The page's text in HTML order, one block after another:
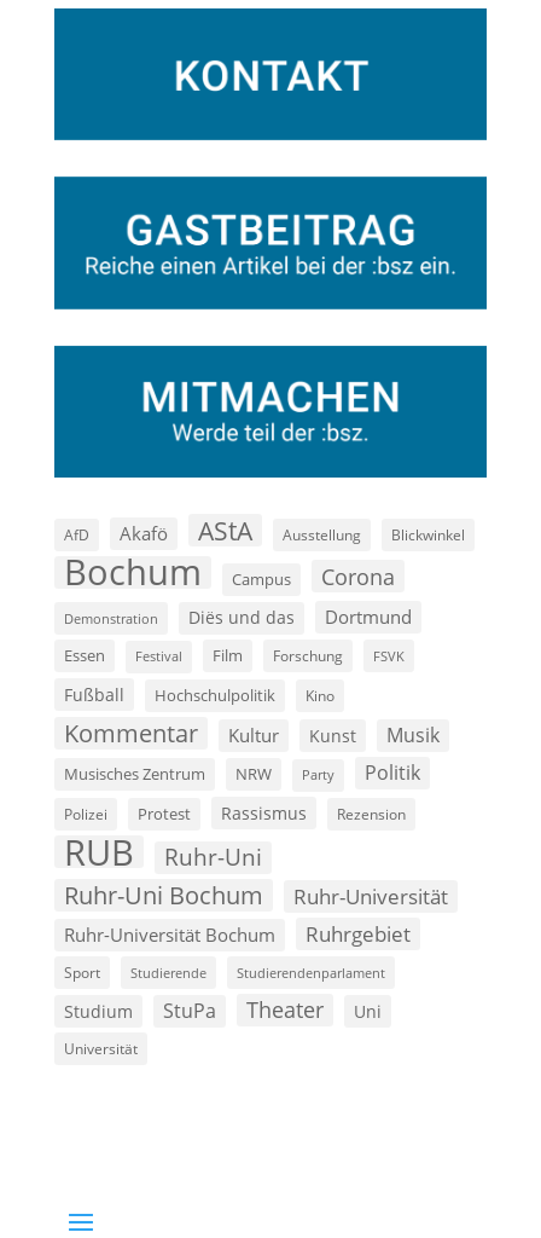
AfD Akafö AStA Ausstellung Blickwinkel
Bochum Campus Corona
Demonstration Diës und das Dortmund
Essen Festival Film Forschung FSVK
Fußball Hochschulpolitik Kino
Kommentar Kultur Kunst Musik
Musisches Zentrum NRW Party Politik
Polizei Protest Rassismus Rezension
RUB Ruhr-Uni
Ruhr-Uni Bochum Ruhr-Universität
Ruhr-Universität Bochum Ruhrgebiet
Sport Studierende Studierendenparlament
Studium StuPa Theater Uni
Universität